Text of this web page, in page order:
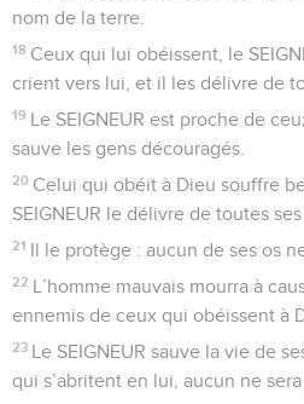
nom de la terre.
18 Ceux qui lui obéissent, le
crient vers lui, et il les délivre de
19 Le SEIGNEUR est proche de
sauve les gens découragés.
20 Celui qui obéit à Dieu souffre
SEIGNEUR le délivre de toutes
21 Il le protège : aucun de ses os
22 L’homme mauvais mourra à
ennemis de ceux qui obéissent à
23 Le SEIGNEUR sauve la vie de
qui s’abritent en lui, aucun ne sera